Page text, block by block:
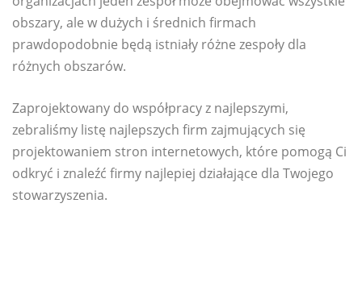
obszary, ale w dużych i średnich firmach
prawdopodobnie będą istniały różne zespoły dla
różnych obszarów.
Zaprojektowany do współpracy z najlepszymi,
zebraliśmy listę najlepszych firm zajmujących się
projektowaniem stron internetowych, które pomogą Ci
odkryć i znaleźć firmy najlepiej działające dla Twojego
stowarzyszenia.